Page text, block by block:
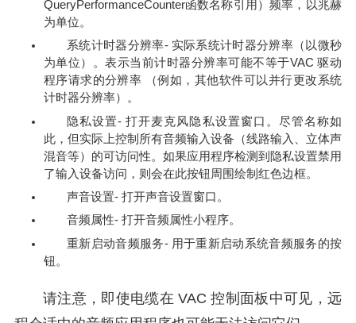
QueryPerformanceCounter函数名称引用）频率，以兆赫
为单位。
系统计时器分辨率- 实际系统计时器分辨率（以微秒
为单位）。表示当前计时器分辨率可能不等于VAC 驱动
程序请求的分辨率 （例如，其他软件可以并行更改系统
计时器分辨率）。
隐私设置- 打开麦克风隐私设置窗口。尽管名称如
此，但实际上控制所有音频输入设备（线路输入、立体声
混音等）的可访问性。如果应用程序检测到隐私设置禁用
了输入设备访问，则会在此按钮周围绘制红色边框。
声音设置- 打开声音设置窗口。
音频属性- 打开音频属性小程序。
重新启动音频服务- 用于重新启动系统音频服务的按
钮。
请注意，即使电缆在 VAC 控制面板中可见，远